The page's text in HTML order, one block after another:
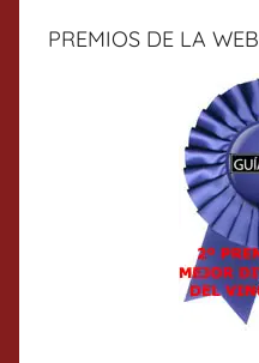
PREMIOS DE LA WEB